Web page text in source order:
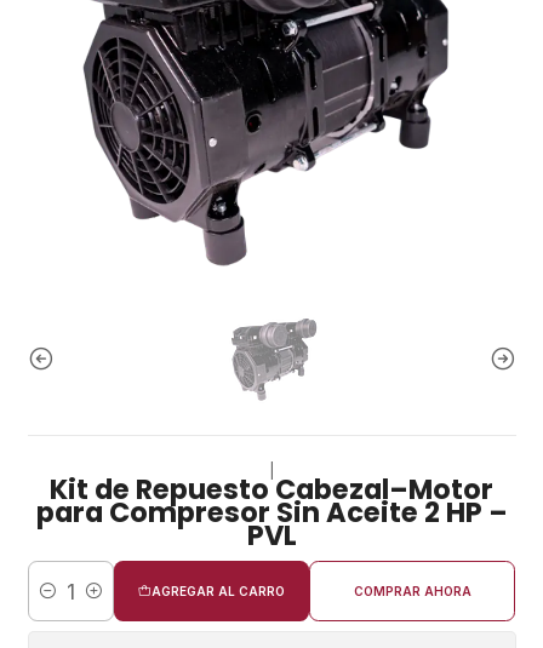
Kit de Repuesto Cabezal–Motor
para Compresor Sin Aceite 2 HP –
PVL
Cantidad
AGREGAR AL CARRO COMPRAR AHORA